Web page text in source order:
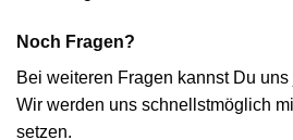
Noch Fragen?
Bei weiteren Fragen kannst Du
Wir werden uns schnellstmöglich
setzen.